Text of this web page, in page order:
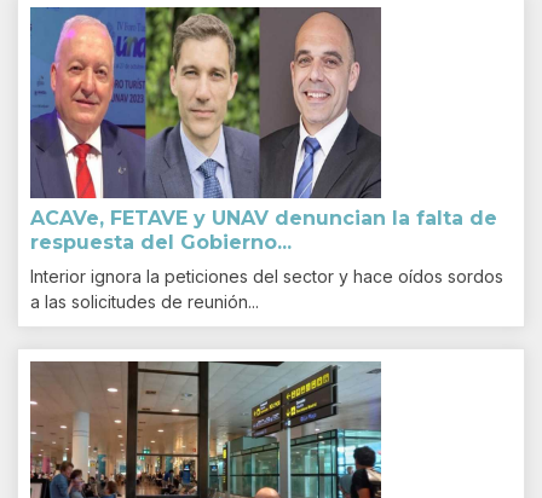
ACAVe, FETAVE y UNAV denuncian la falta de
respuesta del Gobierno...
Interior ignora la peticiones del sector y hace oídos sordos
a las solicitudes de reunión...